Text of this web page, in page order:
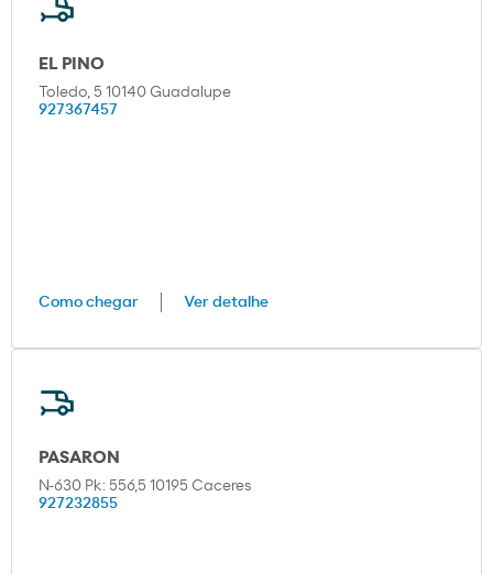
EL PINO
Toledo, 5 10140 Guadalupe
927367457
Como chegar Ver detalhe
PASARON
N-630 Pk: 556,5 10195 Caceres
927232855